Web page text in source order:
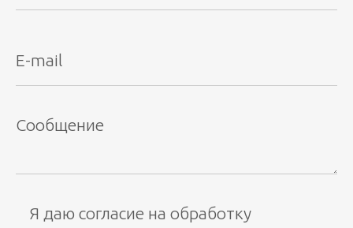
Я даю согласие на обработку